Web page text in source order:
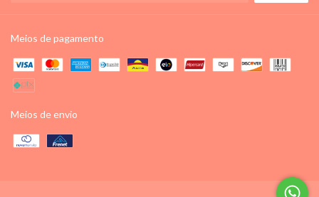
Meios de pagamento
Meios de envio